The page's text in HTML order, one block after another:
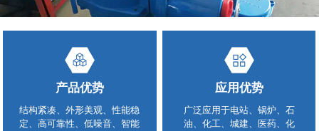
产品优势
结构紧凑、外形美观、性能稳
定、高可靠性、低噪音、智能
应用优势
广泛应用于电站、锅炉、石
油、化工、城建、医药、化